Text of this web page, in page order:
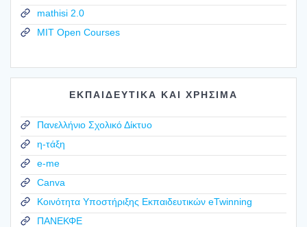
mathisi 2.0
MIT Open Courses
ΕΚΠΑΙΔΕΥΤΙΚΑ ΚΑΙ ΧΡΗΣΙΜΑ
Πανελλήνιο Σχολικό Δίκτυο
η-τάξη
e-me
Canva
Κοινότητα Υποστήριξης Εκπαιδευτικών eTwinning
ΠΑΝΕΚΦΕ